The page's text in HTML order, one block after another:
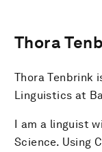
Thora
Thora Tenbrink
Linguistics at
I am a linguist
Science. Using